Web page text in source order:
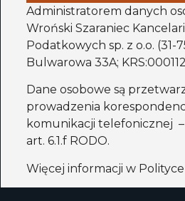
Administratorem danych
Wroński Szaraniec
Podatkowych sp. z o.o. (31-
Bulwarowa 33A;
Dane osobowe są
prowadzenia
komunikacji telefonicznej
art. 6.1.f RODO.
Więcej informacji w